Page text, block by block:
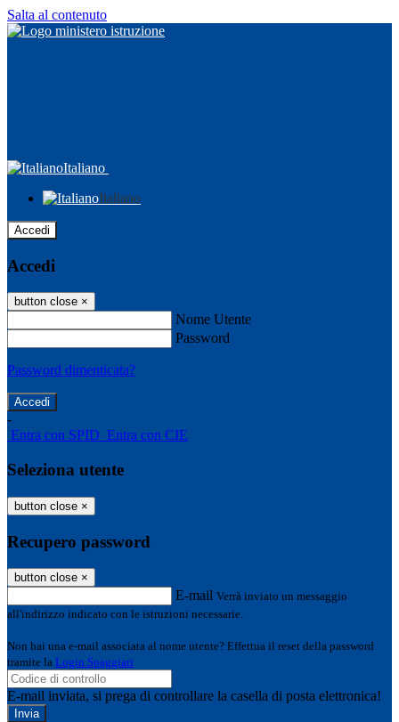
Salta al contenuto
Italiano
Italiano
Accedi
Accedi
button close ×
Nome Utente
Password
Password dimenticata?
-
Entra con SPID Entra con CIE
Seleziona utente
button close ×
Recupero password
button close ×
E-mail Verrà inviato un messaggio
all'indirizzo indicato con le istruzioni necessarie.
Non hai una e-mail associata al nome utente? Effettua il reset della password
tramite la Login Spaggiari
E-mail inviata, si prega di controllare la casella di posta elettronica!